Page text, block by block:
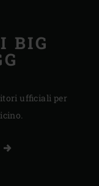
BIG
ufficiali per